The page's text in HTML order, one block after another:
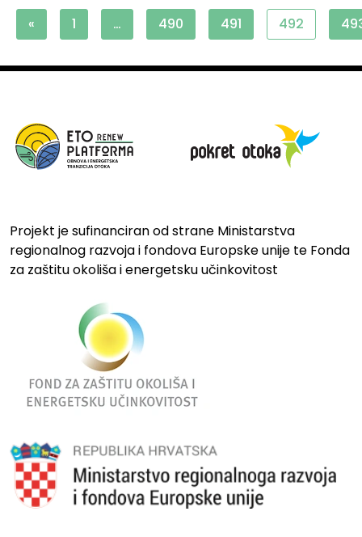
« 1 … 490 491 492
Projekt je sufinanciran od strane Ministarstva
regionalnog razvoja i fondova Europske unije te Fonda
za zaštitu okoliša i energetsku učinkovitost